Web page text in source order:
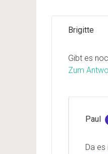
Brigitte
Gibt es
Zum
Paul
Da es